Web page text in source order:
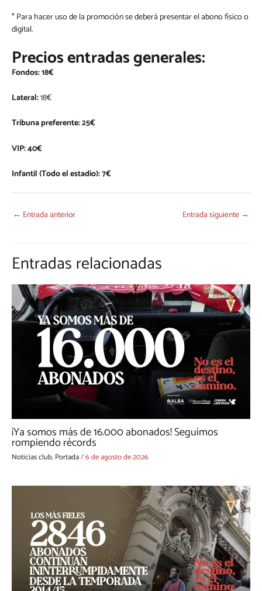
* Para hacer uso de la promoción se deberá presentar el abono físico o
digital.
Precios entradas generales:
Fondos: 18€
Lateral:18€
Tribuna preferente: 25€
VIP: 40€
Infantil (Todo el estadio): 7€
← Entrada anterior Entrada siguiente →
Entradas relacionadas
¡Ya somos más de 16.000 abonados! Seguimos
rompiendo récords
Noticias club,Portada/6 de agosto de 2026